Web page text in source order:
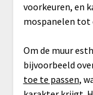
voorkeuren, en
mospanelen tot
Om de muur
bijvoorbeeld
toe te passen,